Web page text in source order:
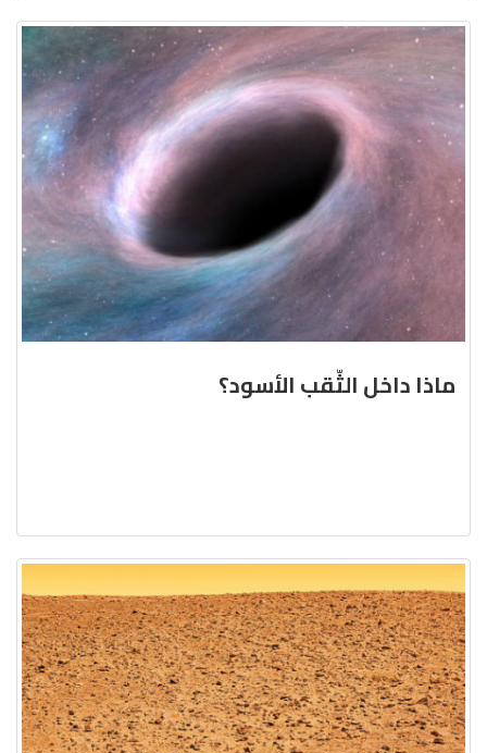
ماذا داخل الثّقب الأسود؟